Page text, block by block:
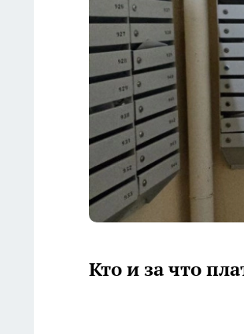
Кто и за что